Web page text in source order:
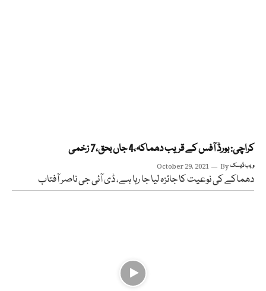
کراچی: بورڈ آفس کے قریب دھماکہ،4 جاں بحق،7 زخمی
October 29, 2021 Byویب ڈیسک
دھماکے کی نوعیت کا جائزہ لیا جا رہا ہے، ڈی آئی جی ناصر آفتاب